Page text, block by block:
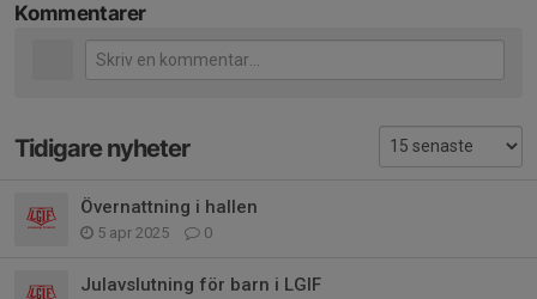
Kommentarer
Tidigare nyheter
Övernattning i hallen
5 apr 2025 0
Julavslutning för barn i LGIF